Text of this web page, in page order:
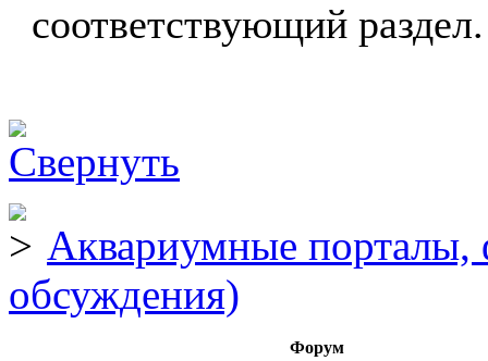
соответствующий раздел.
Аквариумные
обсуждения)
Форум